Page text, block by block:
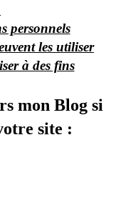
personnels
les utiliser
à des fins
mon Blog si
site :